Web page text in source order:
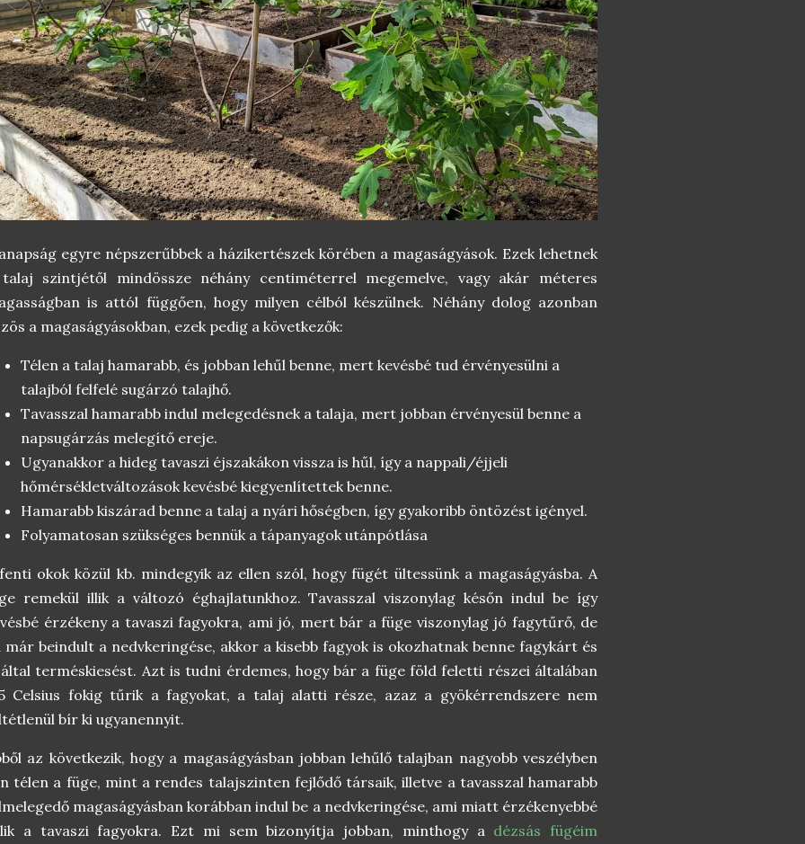
egyre népszerűbbek a házikertészek körében a magaságyások. Ezek lehetnek
szintjétől mindössze néhány centiméterrel megemelve, vagy akár méteres
is attól függően, hogy milyen célból készülnek. Néhány dolog azonban
a magaságyásokban, ezek pedig a következők:
Télen a talaj hamarabb, és jobban lehűl benne, mert kevésbé tud érvényesülni a
talajból felfelé sugárzó talajhő.
Tavasszal hamarabb indul melegedésnek a talaja, mert jobban érvényesül benne a
napsugárzás melegítő ereje.
Ugyanakkor a hideg tavaszi éjszakákon vissza is hűl, így a nappali/éjjeli
hőmérsékletváltozások kevésbé kiegyenlítettek benne.
Hamarabb kiszárad benne a talaj a nyári hőségben, így gyakoribb öntözést igényel.
Folyamatosan szükséges bennük a tápanyagok utánpótlása
okok közül kb. mindegyik az ellen szól, hogy fügét ültessünk a magaságyásba. A
remekül illik a változó éghajlatunkhoz. Tavasszal viszonylag későn indul be így
érzékeny a tavaszi fagyokra, ami jó, mert bár a füge viszonylag jó fagytűrő, de
már beindult a nedvkeringése, akkor a kisebb fagyok is okozhatnak benne fagykárt és
terméskiesést. Azt is tudni érdemes, hogy bár a füge föld feletti részei általában
Celsius fokig tűrik a fagyokat, a talaj alatti része, azaz a gyökérrendszere nem
bír ki ugyanennyit.
az következik, hogy a magaságyásban jobban lehűlő talajban nagyobb veszélyben
télen a füge, mint a rendes talajszinten fejlődő társaik, illetve a tavasszal hamarabb
magaságyásban korábban indul be a nedvkeringése, ami miatt érzékenyebbé
a tavaszi fagyokra. Ezt mi sem bizonyítja jobban, minthogy a dézsás fügéim